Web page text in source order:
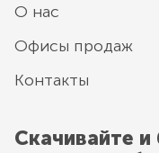
О нас
Офисы продаж
Контакты
Скачивайте